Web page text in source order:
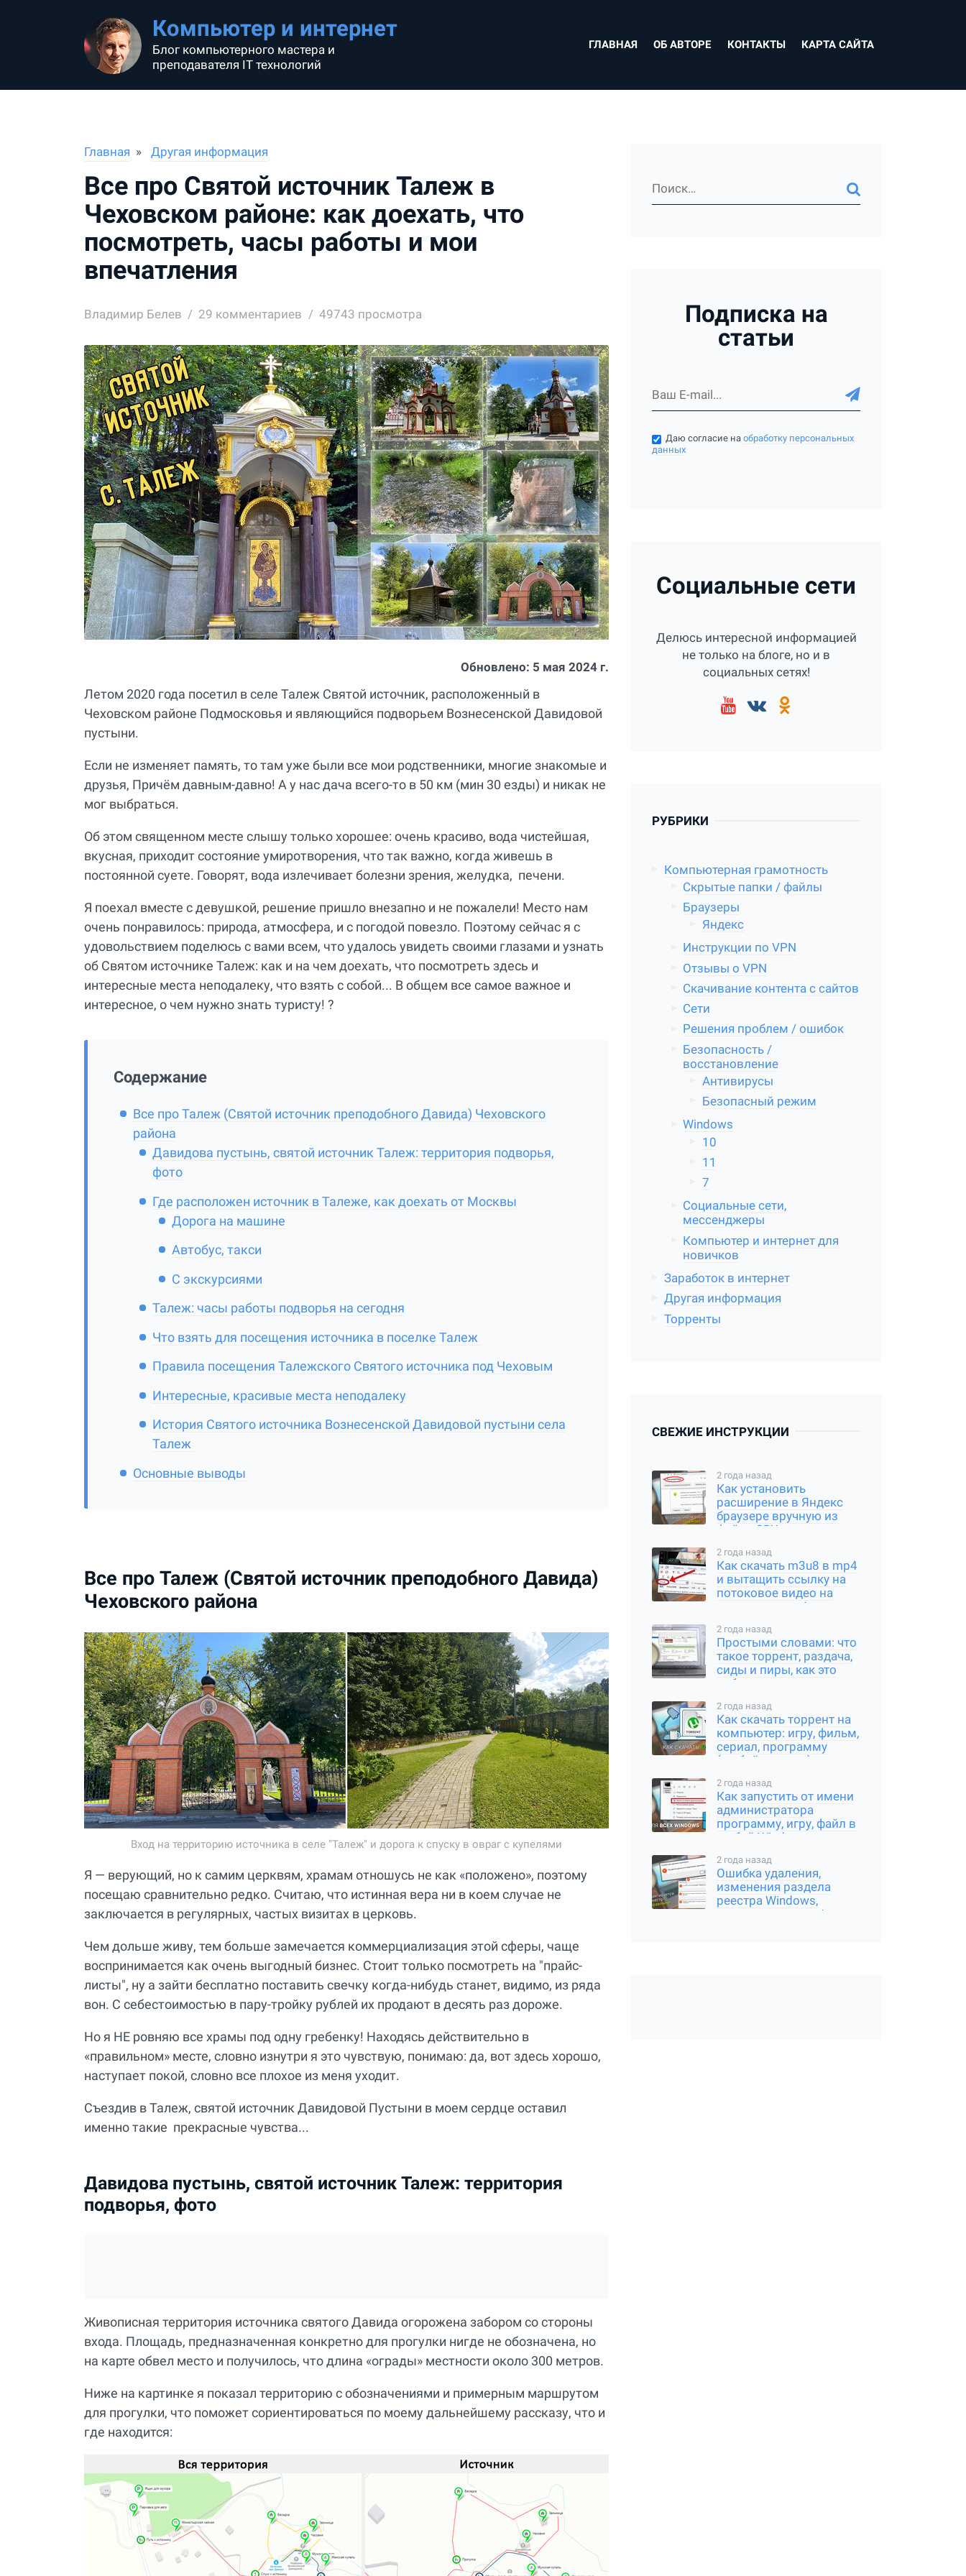
Компьютер и интернет
Блог компьютерного мастера и
преподавателя IT технологий
ГЛАВНАЯ ОБ АВТОРЕ КОНТАКТЫ КАРТА САЙТА
Главная Другая информация
Все про Святой источник Талеж в
Чеховском районе: как доехать, что
посмотреть, часы работы и мои
впечатления
Владимир Белев 29 комментариев 49743 просмотра
Обновлено: 5 мая 2024 г.
Летом 2020 года посетил в селе Талеж Святой источник, расположенный в
Чеховском районе Подмосковья и являющийся подворьем Вознесенской Давидовой
пустыни.
Если не изменяет память, то там уже были все мои родственники, многие знакомые и
друзья, Причём давным-давно! А у нас дача всего-то в 50 км (мин 30 езды) и никак не
мог выбраться.
Об этом священном месте слышу только хорошее: очень красиво, вода чистейшая,
вкусная, приходит состояние умиротворения, что так важно, когда живешь в
постоянной суете. Говорят, вода излечивает болезни зрения, желудка, печени.
Я поехал вместе с девушкой, решение пришло внезапно и не пожалели! Место нам
очень понравилось: природа, атмосфера, и с погодой повезло. Поэтому сейчас я с
удовольствием поделюсь с вами всем, что удалось увидеть своими глазами и узнать
об Святом источнике Талеж: как и на чем доехать, что посмотреть здесь и
интересные места неподалеку, что взять с собой... В общем все самое важное и
интересное, о чем нужно знать туристу! ?
Содержание
Все про Талеж (Святой источник преподобного Давида) Чеховского
района
Давидова пустынь, святой источник Талеж: территория подворья,
фото
Где расположен источник в Талеже, как доехать от Москвы
Дорога на машине
Автобус, такси
С экскурсиями
Талеж: часы работы подворья на сегодня
Что взять для посещения источника в поселке Талеж
Правила посещения Талежского Святого источника под Чеховым
Интересные, красивые места неподалеку
История Святого источника Вознесенской Давидовой пустыни села
Талеж
Основные выводы
Все про Талеж (Святой источник преподобного Давида)
Чеховского района
Вход на территорию источника в селе "Талеж" и дорога к спуску в овраг с купелями
Я — верующий, но к самим церквям, храмам отношусь не как «положено», поэтому
посещаю сравнительно редко. Считаю, что истинная вера ни в коем случае не
заключается в регулярных, частых визитах в церковь.
Чем дольше живу, тем больше замечается коммерциализация этой сферы, чаще
воспринимается как очень выгодный бизнес. Стоит только посмотреть на "прайс-
листы", ну а зайти бесплатно поставить свечку когда-нибудь станет, видимо, из ряда
вон. С себестоимостью в пару-тройку рублей их продают в десять раз дороже.
Но я НЕ ровняю все храмы под одну гребенку! Находясь действительно в
«правильном» месте, словно изнутри я это чувствую, понимаю: да, вот здесь хорошо,
наступает покой, словно все плохое из меня уходит.
Съездив в Талеж, святой источник Давидовой Пустыни в моем сердце оставил
именно такие прекрасные чувства...
Давидова пустынь, святой источник Талеж: территория
подворья, фото
Живописная территория источника святого Давида огорожена забором со стороны
входа. Площадь, предназначенная конкретно для прогулки нигде не обозначена, но
на карте обвел место и получилось, что длина «ограды» местности около 300 метров.
Ниже на картинке я показал территорию с обозначениями и примерным маршрутом
для прогулки, что поможет сориентироваться по моему дальнейшему рассказу, что и
где находится:
Подписка на
статьи
Даю согласие наобработку персональных
данных
Социальные сети
Делюсь интересной информацией
не только на блоге, но и в
социальных сетях!
РУБРИКИ
Компьютерная грамотность
Скрытые папки / файлы
Браузеры
Яндекс
Инструкции по VPN
Отзывы о VPN
Скачивание контента с сайтов
Сети
Решения проблем / ошибок
Безопасность /
восстановление
Антивирусы
Безопасный режим
Windows
10
11
7
Социальные сети,
мессенджеры
Компьютер и интернет для
новичков
Заработок в интернет
Другая информация
Торренты
СВЕЖИЕ ИНСТРУКЦИИ
2 года назад
Как установить
расширение в Яндекс
браузере вручную из
файла CRX или
2 года назад
Как скачать m3u8 в mp4
и вытащить ссылку на
потоковое видео на
компьютере и Андроид
2 года назад
Простыми словами: что
такое торрент, раздача,
сиды и пиры, как это
работает
2 года назад
Как скачать торрент на
компьютер: игру, фильм,
сериал, программу
(любой контент)
2 года назад
Как запустить от имени
администратора
программу, игру, файл в
любой Windows
2 года назад
Ошибка удаления,
изменения раздела
реестра Windows,
переименования /